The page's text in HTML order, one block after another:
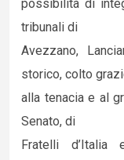
possibilità di
tribunali di
Avezzano,
storico, colto
alla tenacia e al
Senato, di
Fratelli d’Italia